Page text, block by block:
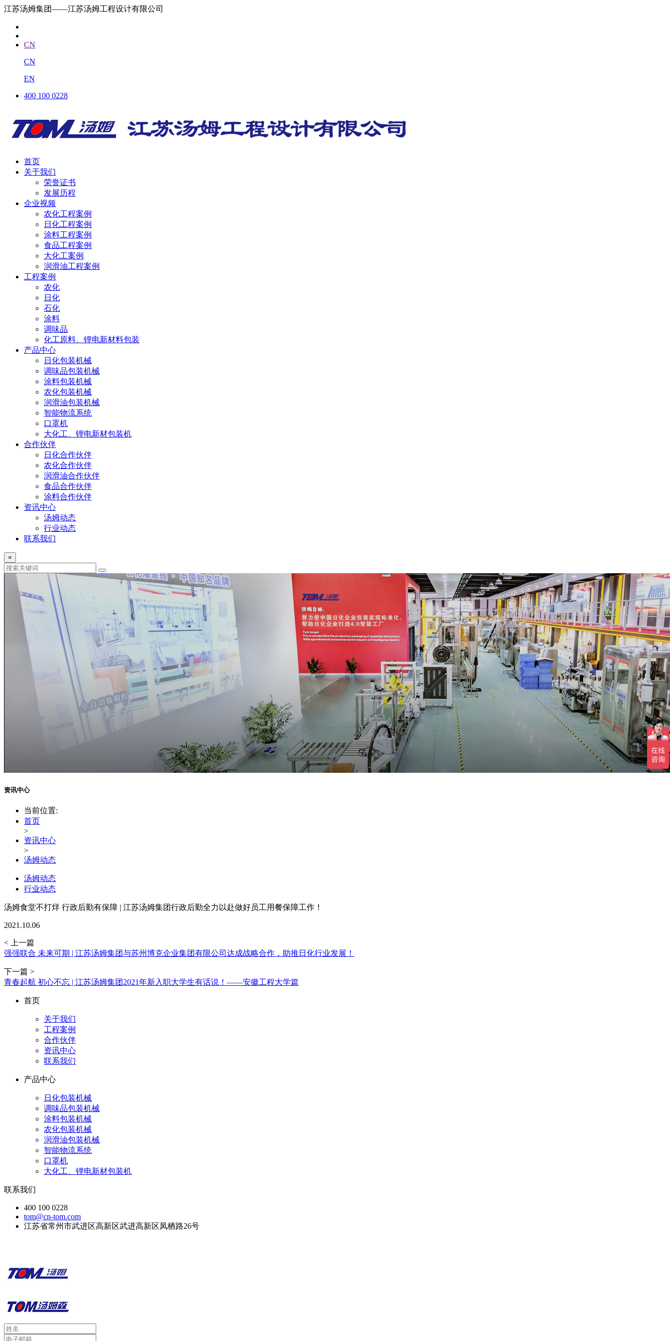
江苏汤姆集团——江苏汤姆工程设计有限公司
CN
CN
EN
400 100 0228
首页
关于我们
荣誉证书
发展历程
企业视频
农化工程案例
日化工程案例
涂料工程案例
食品工程案例
大化工案例
润滑油工程案例
工程案例
农化
日化
石化
涂料
调味品
化工原料、锂电新材料包装
产品中心
日化包装机械
调味品包装机械
涂料包装机械
农化包装机械
润滑油包装机械
智能物流系统
口罩机
大化工、锂电新材包装机
合作伙伴
日化合作伙伴
农化合作伙伴
润滑油合作伙伴
食品合作伙伴
涂料合作伙伴
资讯中心
汤姆动态
行业动态
联系我们
×
资讯中心
当前位置:
首页
>
资讯中心
>
汤姆动态
汤姆动态
行业动态
汤姆食堂不打烊 行政后勤有保障 | 江苏汤姆集团行政后勤全力以赴做好员工用餐保障工作！
2021.10.06
< 上一篇
强强联合 未来可期 | 江苏汤姆集团与苏州博克企业集团有限公司达成战略合作，助推日化行业发展！
下一篇 >
青春起航 初心不忘 | 江苏汤姆集团2021年新入职大学生有话说！——安徽工程大学篇
首页
关于我们
工程案例
合作伙伴
资讯中心
联系我们
产品中心
日化包装机械
调味品包装机械
涂料包装机械
农化包装机械
润滑油包装机械
智能物流系统
口罩机
大化工、锂电新材包装机
联系我们
400 100 0228
tom@cn-tom.com
江苏省常州市武进区高新区武进高新区凤栖路26号